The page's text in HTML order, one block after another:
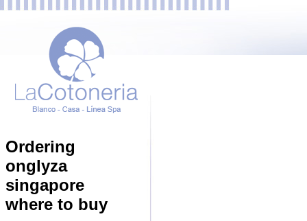
Ordering
onglyza
singapore
where to buy